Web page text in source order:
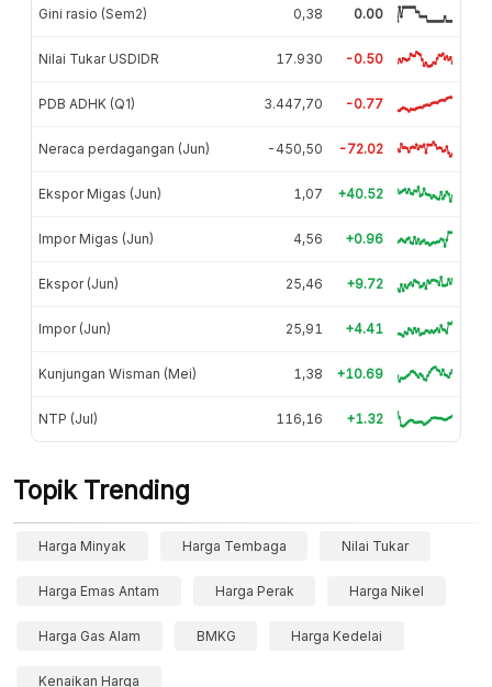
Gini rasio (Sem2) 0,38 0.00
Nilai Tukar USDIDR 17.930 -0.50
PDB ADHK (Q1) 3.447,70 -0.77
Neraca perdagangan (Jun) -450,50 -72.02
Ekspor Migas (Jun) 1,07 +40.52
Impor Migas (Jun) 4,56 +0.96
Ekspor (Jun) 25,46 +9.72
Impor (Jun) 25,91 +4.41
Kunjungan Wisman (Mei) 1,38 +10.69
NTP (Jul) 116,16 +1.32
Topik Trending
Harga Minyak Harga Tembaga Nilai Tukar
Harga Emas Antam Harga Perak Harga Nikel
Harga Gas Alam BMKG Harga Kedelai
Kenaikan Harga